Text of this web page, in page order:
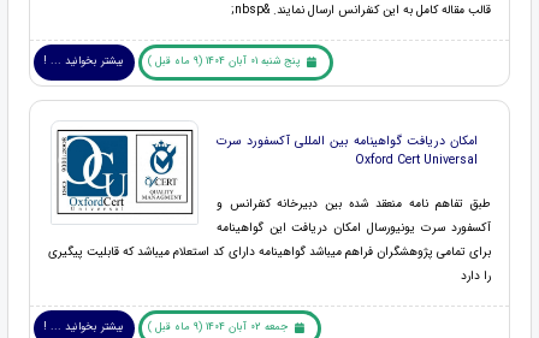
قالب مقاله کامل به این کنفرانس ارسال نمایند. &nbsp;
پنج شنبه 01 آبان 1404 (9 ماه قبل ) بیشتر بخوانید ... !
امکان دریافت گواهینامه بین المللی آکسفورد سرت
Oxford Cert Universal
طبق تفاهم نامه منعقد شده بین دبیرخانه کنفرانس و
آکسفورد سرت یونیورسال امکان دریافت این گواهینامه
برای تمامی پژوهشگران فراهم میباشد گواهینامه دارای کد استعلام میباشد که قابلیت پیگیری
را دارد
جمعه 02 آبان 1404 (9 ماه قبل ) بیشتر بخوانید ... !